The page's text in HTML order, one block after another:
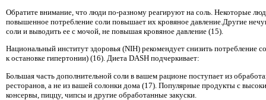
Обратите внимание, что люди по-разному реагируют на соль. Некоторые
повышенное потребление соли повышает их кровяное давление.Другие
соли и выводить ее с мочой, не повышая кровяное давление (15).
Национальный институт здоровья (NIH) рекомендует снизить
к остановке гипертонии) (16). Диета DASH подчеркивает:
Большая часть дополнительной соли в вашем рационе поступает из
ресторанов, а не из вашей солонки дома (17). Популярные продукты с
консервы, пиццу, чипсы и другие обработанные закуски.